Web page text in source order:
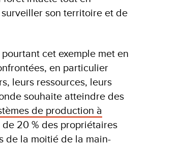
son territoire et de
cet exemple met en
en particulier
leurs ressources, leurs
souhaite atteindre des
de production à
20 % des propriétaires
de la moitié de la main-